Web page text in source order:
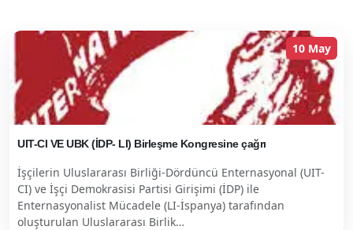
10 May
UIT-CI VE UBK (İDP- LI) Birleşme Kongresine çağrı
İşçilerin Uluslararası Birliği-Dördüncü Enternasyonal (UIT-
CI) ve İşçi Demokrasisi Partisi Girişimi (İDP) ile
Enternasyonalist Mücadele (LI-İspanya) tarafından
oluşturulan Uluslararası Birlik…